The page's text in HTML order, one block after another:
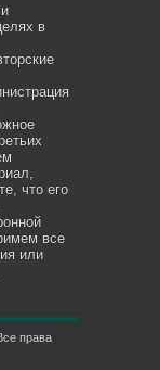
в
что его
все
или
права